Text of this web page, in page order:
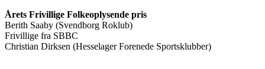
Årets Frivillige Folkeoplysende pris
Berith Saaby (Svendborg Roklub)
Frivillige fra SBBC
Christian Dirksen (Hesselager Forenede Sportsklubber)